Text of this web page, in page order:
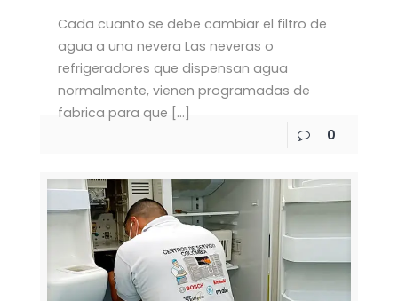
Cada cuanto se debe cambiar el filtro de
agua a una nevera Las neveras o
refrigeradores que dispensan agua
normalmente, vienen programadas de
fabrica para que […]
0